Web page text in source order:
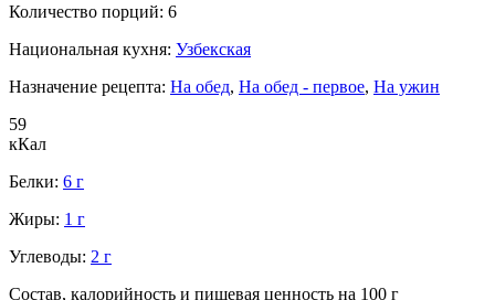
Количество порций: 6
Национальная кухня: Узбекская
Назначение рецепта: На обед, На обед - первое, На ужин
59
кКал
Белки: 6 г
Жиры: 1 г
Углеводы: 2 г
Состав, калорийность и пищевая ценность на 100 г